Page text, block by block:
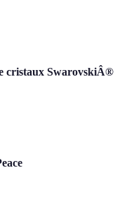
cristaux SwarovskiÂ®